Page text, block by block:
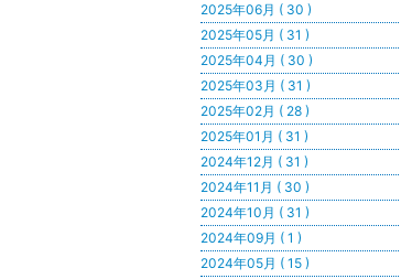
2025年06月 ( 30 )
2025年05月 ( 31 )
2025年04月 ( 30 )
2025年03月 ( 31 )
2025年02月 ( 28 )
2025年01月 ( 31 )
2024年12月 ( 31 )
2024年11月 ( 30 )
2024年10月 ( 31 )
2024年09月 ( 1 )
2024年05月 ( 15 )